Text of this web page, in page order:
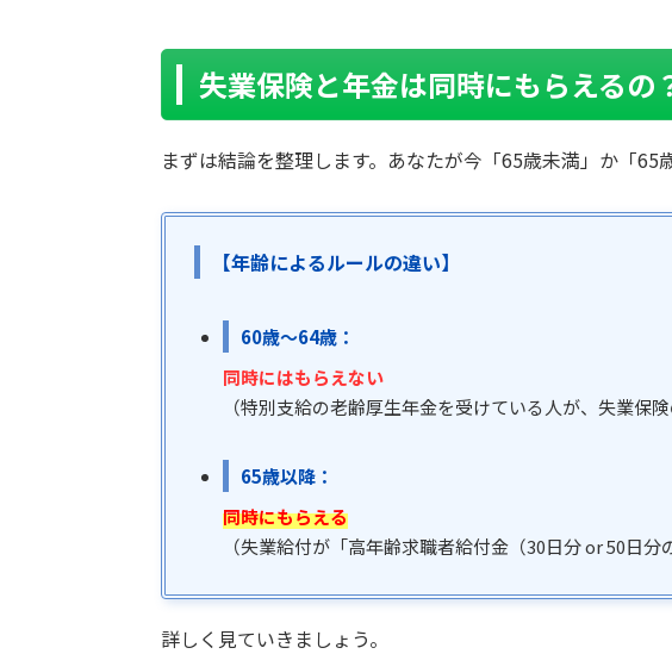
失業保険と年金は同時にもらえるの
まずは結論を整理します。あなたが今「65歳未満」か「65
【年齢によるルールの違い】
60歳〜64歳：
同時にはもらえない
（特別支給の老齢厚生年金を受けている人が、失業保
65歳以降：
同時にもらえる
（失業給付が「高年齢求職者給付金（30日分 or 50日
詳しく見ていきましょう。